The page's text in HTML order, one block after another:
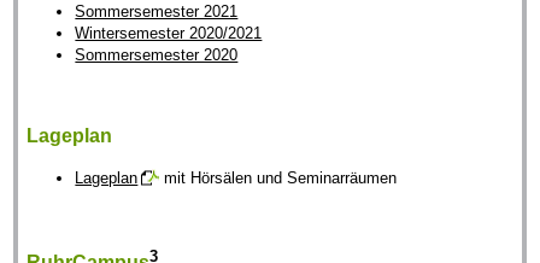
Sommersemester 2021
Wintersemester 2020/2021
Sommersemester 2020
Lageplan
Lageplan mit Hörsälen und Seminarräumen
3